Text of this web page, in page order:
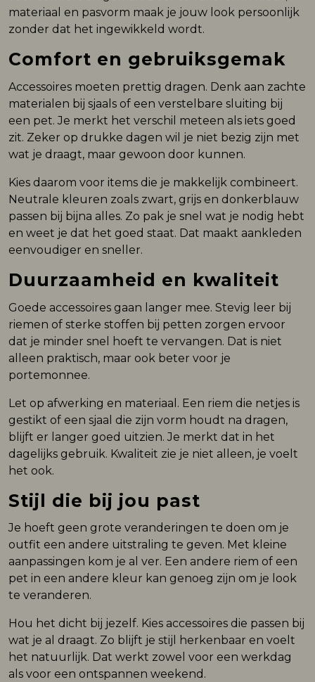
materiaal en pasvorm maak je jouw look persoonlijk
zonder dat het ingewikkeld wordt.
Comfort en gebruiksgemak
Accessoires moeten prettig dragen. Denk aan zachte
materialen bij sjaals of een verstelbare sluiting bij
een pet. Je merkt het verschil meteen als iets goed
zit. Zeker op drukke dagen wil je niet bezig zijn met
wat je draagt, maar gewoon door kunnen.
Kies daarom voor items die je makkelijk combineert.
Neutrale kleuren zoals zwart, grijs en donkerblauw
passen bij bijna alles. Zo pak je snel wat je nodig hebt
en weet je dat het goed staat. Dat maakt aankleden
eenvoudiger en sneller.
Duurzaamheid en kwaliteit
Goede accessoires gaan langer mee. Stevig leer bij
riemen of sterke stoffen bij petten zorgen ervoor
dat je minder snel hoeft te vervangen. Dat is niet
alleen praktisch, maar ook beter voor je
portemonnee.
Let op afwerking en materiaal. Een riem die netjes is
gestikt of een sjaal die zijn vorm houdt na dragen,
blijft er langer goed uitzien. Je merkt dat in het
dagelijks gebruik. Kwaliteit zie je niet alleen, je voelt
het ook.
Stijl die bij jou past
Je hoeft geen grote veranderingen te doen om je
outfit een andere uitstraling te geven. Met kleine
aanpassingen kom je al ver. Een andere riem of een
pet in een andere kleur kan genoeg zijn om je look
te veranderen.
Hou het dicht bij jezelf. Kies accessoires die passen bij
wat je al draagt. Zo blijft je stijl herkenbaar en voelt
het natuurlijk. Dat werkt zowel voor een werkdag
als voor een ontspannen weekend.